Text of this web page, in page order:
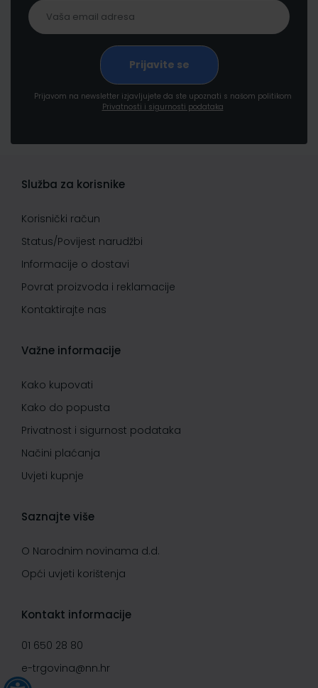
Prijavom na newsletter izjavljujete da ste upoznati s našom politikom
Privatnosti i sigurnosti podataka
Služba za korisnike
Korisnički račun
Status/Povijest narudžbi
Informacije o dostavi
Povrat proizvoda i reklamacije
Kontaktirajte nas
Važne informacije
Kako kupovati
Kako do popusta
Privatnost i sigurnost podataka
Načini plaćanja
Uvjeti kupnje
Saznajte više
O Narodnim novinama d.d.
Opći uvjeti korištenja
Kontakt informacije
01 650 28 80
e-trgovina@nn.hr